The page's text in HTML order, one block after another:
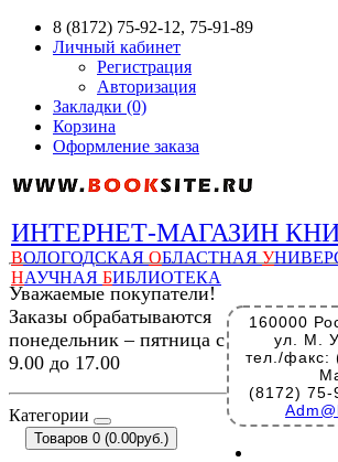
8 (8172) 75-92-12, 75-91-89
Личный кабинет
Регистрация
Авторизация
Закладки (0)
Корзина
Оформление заказа
ИНТЕРНЕТ-МАГАЗИН
ВОЛОГОДСКАЯ ОБЛАСТНАЯ У
НАУЧНАЯ БИБЛИОТЕКА
160000
ул. М.
тел./факс:
(8172) 75-
Уважаемые покупатели!
Заказы обрабатываются
понедельник – пятница с
9.00 до 17.00
Категории
Товаров 0 (0.00руб.)